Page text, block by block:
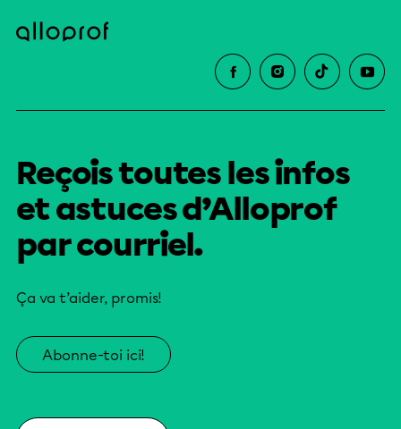
Reçois toutes les infos
et astuces d’Alloprof
par courriel.
Ça va t’aider, promis!
Abonne-toi ici!